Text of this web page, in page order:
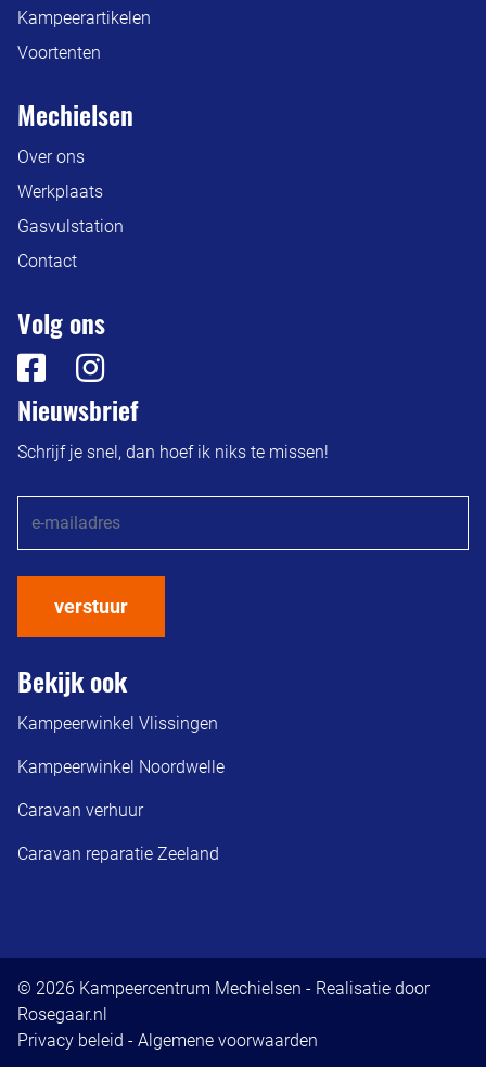
Kampeerartikelen
Voortenten
Mechielsen
Over ons
Werkplaats
Gasvulstation
Contact
Volg ons
Nieuwsbrief
Schrijf je snel, dan hoef ik niks te missen!
verstuur
Bekijk ook
Kampeerwinkel Vlissingen
Kampeerwinkel Noordwelle
Caravan verhuur
Caravan reparatie Zeeland
© 2026 Kampeercentrum Mechielsen - Realisatie door
Rosegaar.nl
Privacy beleid - Algemene voorwaarden